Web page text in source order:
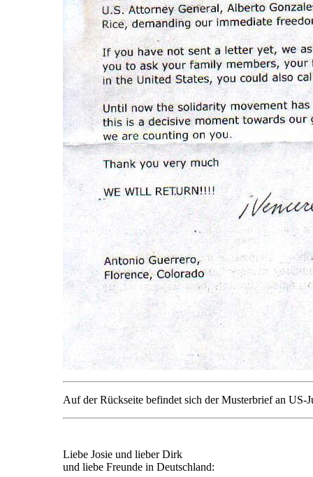
Auf der Rückseite befindet sich der Musterbrief an US-
Liebe Josie und lieber Dirk
und liebe Freunde in Deutschland: